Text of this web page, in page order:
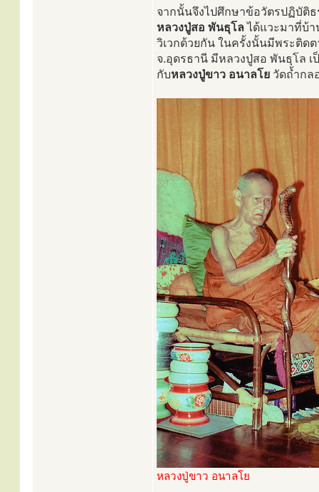
จากนั้นจึงไปศึกษาข้อวัตรปฏิบัติธ
หลวงปู่สอ พันธุโลได้แวะมาที่บ้า
วิเวกด้วยกัน ในครั้งนั้นมีพระติด
จ.อุดรธานี มีหลวงปู่สอ พันธุโล
กับหลวงปู่ขาว อนาลโย วัดถ้ำกล
หลวงปู่ขาว อนาลโย